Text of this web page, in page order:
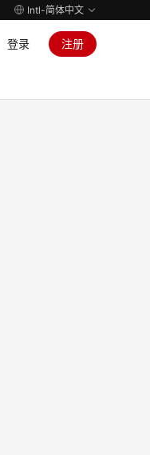
Intl-简体中文
登录 注册